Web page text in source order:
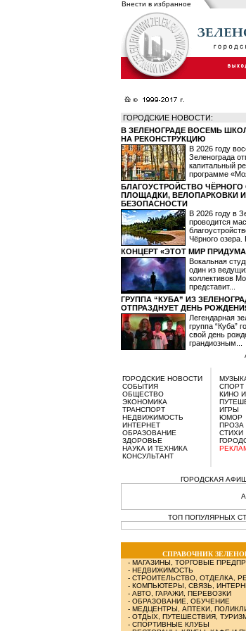
Внести в избранное
ГОРОДСКИЕ НОВОСТИ:
В ЗЕЛЕНОГРАДЕ ВОСЕМЬ
НА РЕКОНСТРУКЦИЮ
В 2026 году
Зеленограда
капитальный
программе
БЛАГОУСТРОЙСТВО
ПЛОЩАДКИ, ВЕЛОПАРКОВКИ
БЕЗОПАСНОСТИ
В 2026 году в
проводится
Чёрного озера.
КОНЦЕРТ «ЭТОТ МИР
Вокальная
один из
коллективов
представит...
ГРУППА “КУБА” ИЗ
ОТПРАЗДНУЕТ ДЕНЬ
Легендарная
группа “Куба”
свой день
грандиозным...
ГОРОДСКИЕ НОВОСТИ
СОБЫТИЯ
ОБЩЕСТВО
ЭКОНОМИКА
ТРАНСПОРТ
НЕДВИЖИМОСТЬ
ИНТЕРНЕТ
ОБРАЗОВАНИЕ
ЗДОРОВЬЕ
НАУКА И ТЕХНИКА
КОНСУЛЬТАНТ
СПОРТ
КИНО
ИГРЫ
ЮМОР
ПРОЗА
СТИХИ
ГОРОДСКАЯ
ТОП ПОПУЛЯРНЫХ
СПРАВОЧНИК
- МАГАЗИНЫ, ТОРГОВЫЕ
- НЕДВИЖИМОСТЬ
- СТРОИТЕЛЬСТВО, ОТДЕЛКА,
- КОМПЬЮТЕРЫ, СВЯЗЬ,
- АВТО, ГАРАЖИ, ПЕРЕВОЗКИ
- ОБРАЗОВАНИЕ, ОБУЧЕНИЕ
- МЕДЦЕНТРЫ, АПТЕКИ,
- ОТДЫХ, ПУТЕШЕСТВИЯ,
- СПОРТИВНЫЕ КЛУБЫ